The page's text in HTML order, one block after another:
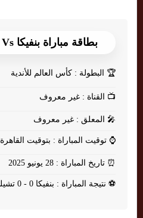
بطاقة مباراة بنفيكا Vs تشيلسي
🏆 البطولة : كأس العالم للأندية
📺 القناة : غير معروف
🎤 المعلق : غير معروف
⌚ توقيت المباراة : بتوقيت القاهرة
⏰ تاريخ المباراة : 28 يونيو 2025
⚽ نتيجة المباراة : بنفيكا 0 - 0 تشيلسي